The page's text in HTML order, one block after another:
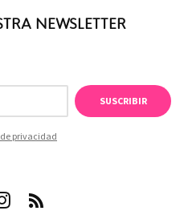
NEWSLETTER
SUSCRIBIR
privacidad